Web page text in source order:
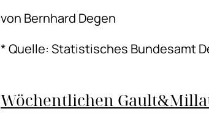
von Bernhard Degen
* Quelle: Statistisches Bundesamt
Wöchentlichen